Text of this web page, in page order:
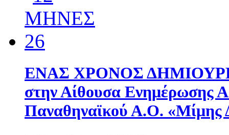
ΕΝΑΣ ΧΡΟΝΟΣ
στην Αίθουσα Ενημέρωσης
Παναθηναϊκού Α.Ο. «Μίμης